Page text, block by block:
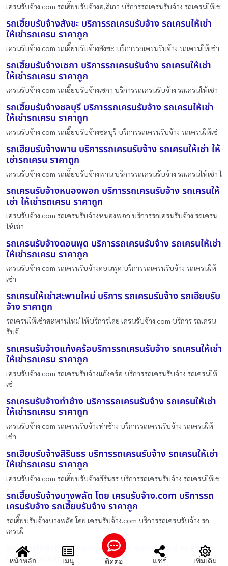
เครนรับจ้าง.com รถเฮี๊ยบรับจ้างอ,สิเกา บริการรถเครนรับจ้าง รถเครนให้เช
รถเฮี๊ยบรับจ้างสังขะ บริการรถเครนรับจ้าง รถเครนให้เช่า
ให้เช่ารถเครน ราคาถูก
เครนรับจ้าง.com รถเฮี๊ยบรับจ้างสังขะ บริการรถเครนรับจ้าง รถเครนให้เช่า
รถเฮี๊ยบรับจ้างเซกา บริการรถเครนรับจ้าง รถเครนให้เช่า
ให้เช่ารถเครน ราคาถูก
เครนรับจ้าง.com รถเฮี๊ยบรับจ้างเซกา บริการรถเครนรับจ้าง รถเครนให้เช่า
รถเฮี๊ยบรับจ้างชลบุรี บริการรถเครนรับจ้าง รถเครนให้เช่า
ให้เช่ารถเครน ราคาถูก
เครนรับจ้าง.com รถเฮี๊ยบรับจ้างชลบุรี บริการรถเครนรับจ้าง รถเครนให้เช่
รถเฮี๊ยบรับจ้างพาน บริการรถเครนรับจ้าง รถเครนให้เช่า ให้
เช่ารถเครน ราคาถูก
เครนรับจ้าง.com รถเฮี๊ยบรับจ้างพาน บริการรถเครนรับจ้าง รถเครนให้เช่า ใ
รถเครนรับจ้างหนองพอก บริการรถเครนรับจ้าง รถเครนให้
เช่า ให้เช่ารถเครน ราคาถูก
เครนรับจ้าง.com รถเครนรับจ้างหนองพอก บริการรถเครนรับจ้าง รถเครน
ให้เช่า
รถเครนรับจ้างดอนพุด บริการรถเครนรับจ้าง รถเครนให้เช่า
ให้เช่ารถเครน ราคาถูก
เครนรับจ้าง.com รถเครนรับจ้างดอนพุด บริการรถเครนรับจ้าง รถเครนให้
เช่า
รถเครนให้เช่าสะพานใหม่ บริการ รถเครนรับจ้าง รถเฮี๊ยบรับ
จ้าง ราคาถูก
รถเครนให้เช่าสะพานใหม่ ให้บริการโดย เครนรับจ้าง.com บริการ รถเครน
รับจ้
รถเครนรับจ้างแก้งคร้อบริการรถเครนรับจ้าง รถเครนให้เช่า
ให้เช่ารถเครน ราคาถูก
เครนรับจ้าง.com รถเครนรับจ้างแก้งคร้อ บริการรถเครนรับจ้าง รถเครนให้
เช่
รถเครนรับจ้างท่าช้าง บริการรถเครนรับจ้าง รถเครนให้เช่า
ให้เช่ารถเครน ราคาถูก
เครนรับจ้าง.com รถเครนรับจ้างท่าช้าง บริการรถเครนรับจ้าง รถเครนให้
เช่า
รถเฮี๊ยบรับจ้างสิรินธร บริการรถเครนรับจ้าง รถเครนให้เช่า
ให้เช่ารถเครน ราคาถูก
เครนรับจ้าง.com รถเฮี๊ยบรับจ้างสิรินธร บริการรถเครนรับจ้าง รถเครนให้เช
รถเฮี๊ยบรับจ้างบางพลัด โดย เครนรับจ้าง.com บริการรถ
เครนรับจ้าง รถเฮี๊ยบรับจ้าง ราคาถูก
รถเฮี๊ยบรับจ้างบางพลัด โดย เครนรับจ้าง.com บริการรถเครนรับจ้าง รถ
เครนใ
รถเครนรับจ้างถนนร่มเกล้า บริการ รถเครนรับจ้าง รถเฮี๊ย
บรับจ้าง ราคาถูก
หน้าหลัก เมนู ติดต่อ แชร์ เพิ่มเติม